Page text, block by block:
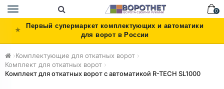
Toggle
navigation
0
Первый супермаркет комплектующих и автоматики
для ворот в России
›Комплектующие для откатных ворот ›
Комплект для откатных ворот ›
Комплект для откатных ворот с автоматикой R-TECH SL1000